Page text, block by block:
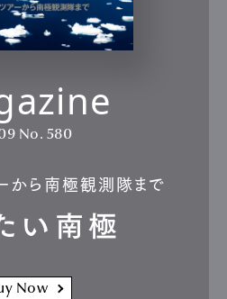
No. 580
から南極観測隊まで
い南極
Now